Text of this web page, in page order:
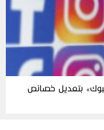
بتعديل خصائص